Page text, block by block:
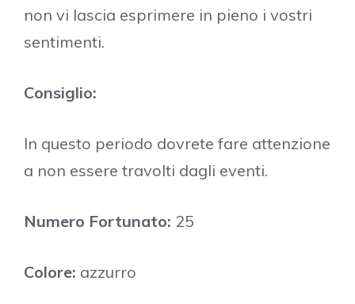
non vi lascia esprimere in pieno i vostri
sentimenti.
Consiglio:
In questo periodo dovrete fare attenzione
a non essere travolti dagli eventi.
Numero Fortunato: 25
Colore: azzurro